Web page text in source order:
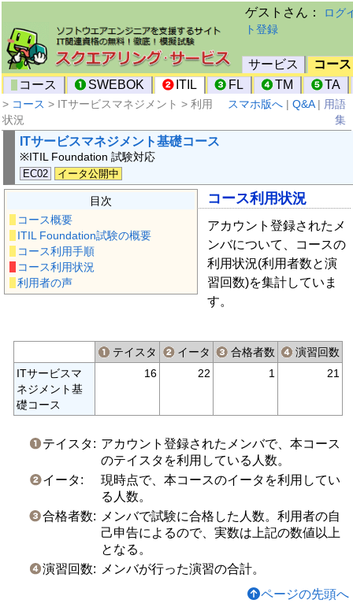
ゲストさん：
ログ
ト登録
サービス
コース
コース
SWEBOK ITIL FL TM TA
> コース > ITサービスマネジメント > 利用
状況
スマホ版へ | Q&A| 用語
集
ITサービスマネジメント基礎コース
※ITIL Foundation 試験対応
EC02 イータ公開中
目次
コース概要
ITIL Foundation試験の概要
コース利用手順
コース利用状況
利用者の声
コース利用状況
アカウント登録されたメ
ンバについて、コースの
利用状況(利用者数と演
習回数)を集計していま
す。
テイスタ イータ 合格者数
演習回数
ITサービスマ
ネジメント基
礎コース
16 22 1 21
テイスタ: アカウント登録されたメンバで、本コース
のテイスタを利用している人数。
イータ:
現時点で、本コースのイータを利用してい
る人数。
合格者数:
メンバで試験に合格した人数。利用者の自
己申告によるので、実数は上記の数値以上
となる。
演習回数:
メンバが行った演習の合計。
ページの先頭へ